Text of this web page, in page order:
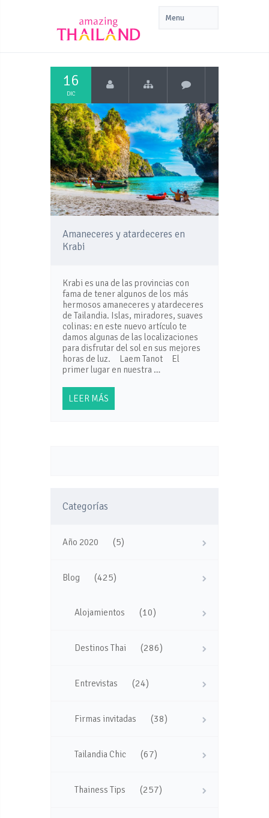
16
DIC
Amaneceres y atardeceres en
Krabi
Krabi es una de las provincias con
fama de tener algunos de los más
hermosos amaneceres y atardeceres
de Tailandia. Islas, miradores, suaves
colinas: en este nuevo artículo te
damos algunas de las localizaciones
para disfrutar del sol en sus mejores
horas de luz. Laem Tanot El
primer lugar en nuestra …
LEER MÁS
Categorías
Año 2020 (5)
Blog (425)
Alojamientos (10)
Destinos Thai (286)
Entrevistas (24)
Firmas invitadas (38)
Tailandia Chic (67)
Thainess Tips (257)